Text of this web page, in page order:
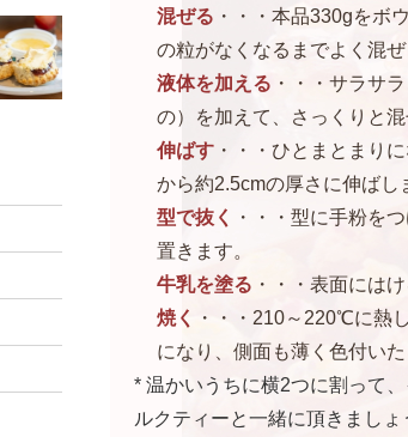
混ぜる ・・・本品330gをボ
の粒がなくなるまでよく混ぜ
液体を加える ・・・サラサ
の）を加えて、さっくりと
伸ばす ・・・ひとまとまり
から約2.5cmの厚さに伸ばし
型で抜く
・・・型に手粉を
置きます。
牛乳を塗る ・・・表面には
焼く
・・・210～220℃に熱
になり、側面も薄く色付いた
* 温かいうちに横2つに割って
ルクティーと一緒に頂きまし